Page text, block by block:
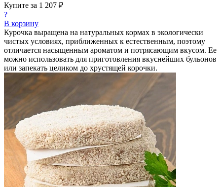
Купите за 1 207 ₽
?
В корзину
Курочка выращена на натуральных кормах в экологически
чистых условиях, приближенных к естественным, поэтому
отличается насыщенным ароматом и потрясающим вкусом. Ее
можно использовать для приготовления вкуснейших бульонов
или запекать целиком до хрустящей корочки.